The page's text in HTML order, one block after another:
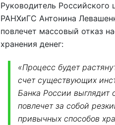
Руководитель
РАНХиГС Антонина
повлечет массовый отказ
хранения денег:
«Процесс будет
счет существующих
Банка России выглядит
повлечет за собой
привычных способов